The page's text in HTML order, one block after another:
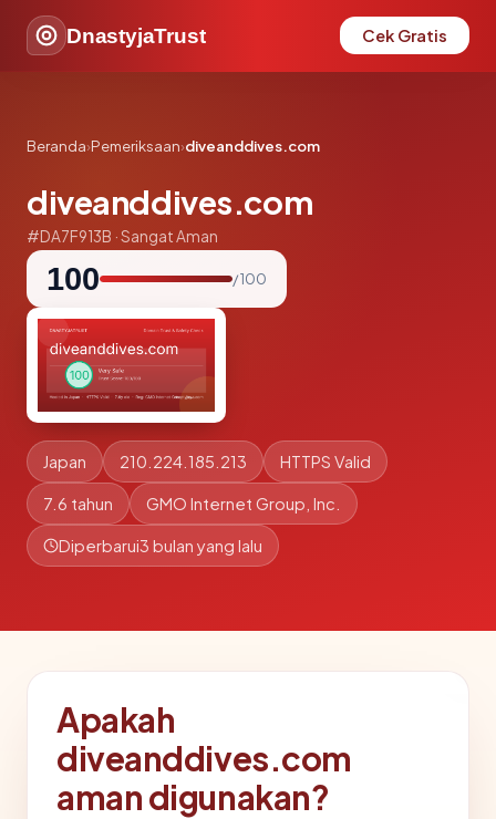
DnastyjaTrust Cek Gratis
Beranda›Pemeriksaan›diveanddives.com
diveanddives.com
#DA7F913B · Sangat Aman
100 / 100
Japan 210.224.185.213 HTTPS Valid
7.6 tahun GMO Internet Group, Inc.
Diperbarui3 bulan yang lalu
Apakah
diveanddives.com
aman digunakan?